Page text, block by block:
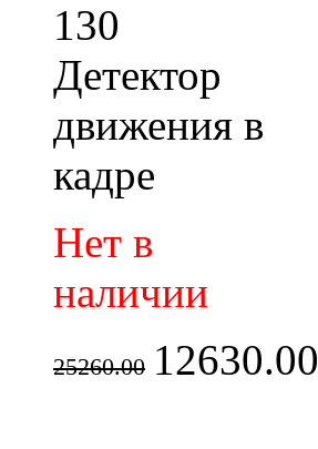
130
Детектор
движения в
кадре
Нет в
наличии
25260.00 12630.00